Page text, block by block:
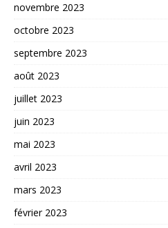
novembre 2023
octobre 2023
septembre 2023
août 2023
juillet 2023
juin 2023
mai 2023
avril 2023
mars 2023
février 2023